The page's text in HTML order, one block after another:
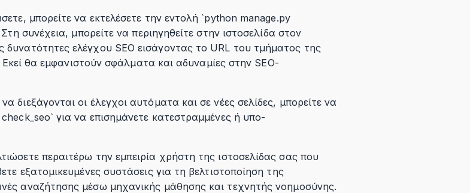
μπορείτε να εκτελέσετε την εντολή `python manage.py
συνέχεια, μπορείτε να περιηγηθείτε στην ιστοσελίδα στον
δυνατότητες ελέγχου SEO εισάγοντας το URL του τμήματος της
θα εμφανιστούν σφάλματα και αδυναμίες στην SEO-
διεξάγονται οι έλεγχοι αυτόματα και σε νέες σελίδες, μπορείτε να
για να επισημάνετε κατεστραμμένες ή υπο-
περαιτέρω την εμπειρία χρήστη της ιστοσελίδας σας που
εξατομικευμένες συστάσεις για τη βελτιστοποίηση της
αναζήτησης μέσω μηχανικής μάθησης και τεχνητής νοημοσύνης.